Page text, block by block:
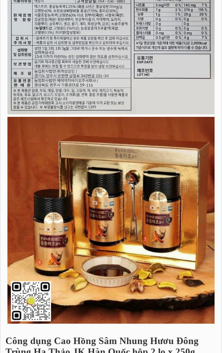
Công dụng Cao Hồng Sâm Nhung Hươu Đông